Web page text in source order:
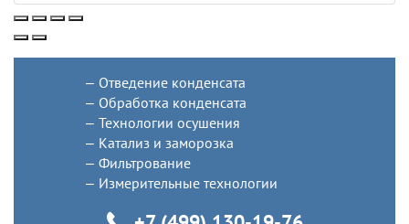
Отведение конденсата
Обработка конденсата
Технологии осушения
Катализ и заморозка
Фильтрование
Измерительные технологии